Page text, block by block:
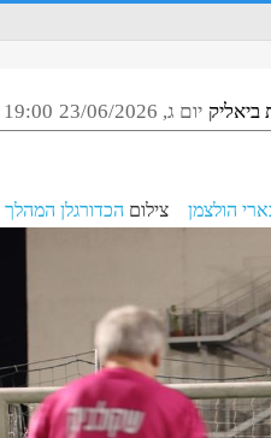
ביאליק יום ג, 23/06/2026 19:00
הולצמן צילום הכדורגלן המהלך